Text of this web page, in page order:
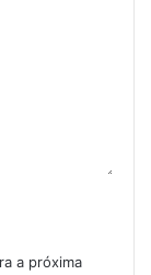
a próxima